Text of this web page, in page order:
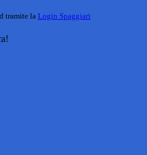
tramite la Login Spaggiari